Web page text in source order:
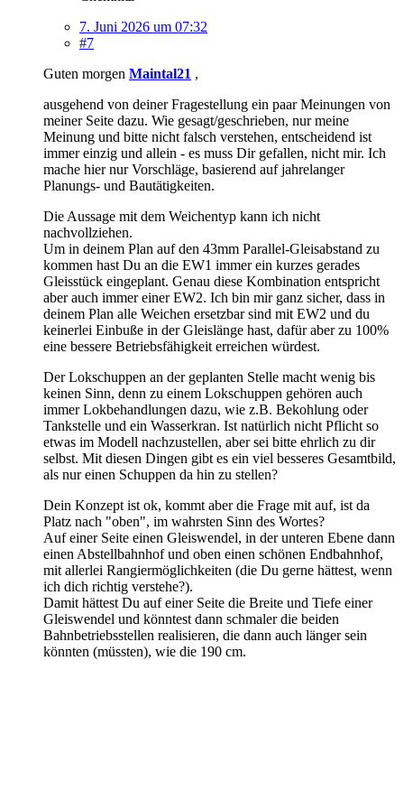
7. Juni 2026 um 07:32
#7
Guten morgen Maintal21 ,
ausgehend von deiner Fragestellung ein paar Meinungen von
meiner Seite dazu. Wie gesagt/geschrieben, nur meine
Meinung und bitte nicht falsch verstehen, entscheidend ist
immer einzig und allein - es muss Dir gefallen, nicht mir. Ich
mache hier nur Vorschläge, basierend auf jahrelanger
Planungs- und Bautätigkeiten.
Die Aussage mit dem Weichentyp kann ich nicht
nachvollziehen.
Um in deinem Plan auf den 43mm Parallel-Gleisabstand zu
kommen hast Du an die EW1 immer ein kurzes gerades
Gleisstück eingeplant. Genau diese Kombination entspricht
aber auch immer einer EW2. Ich bin mir ganz sicher, dass in
deinem Plan alle Weichen ersetzbar sind mit EW2 und du
keinerlei Einbuße in der Gleislänge hast, dafür aber zu 100%
eine bessere Betriebsfähigkeit erreichen würdest.
Der Lokschuppen an der geplanten Stelle macht wenig bis
keinen Sinn, denn zu einem Lokschuppen gehören auch
immer Lokbehandlungen dazu, wie z.B. Bekohlung oder
Tankstelle und ein Wasserkran. Ist natürlich nicht Pflicht so
etwas im Modell nachzustellen, aber sei bitte ehrlich zu dir
selbst. Mit diesen Dingen gibt es ein viel besseres Gesamtbild,
als nur einen Schuppen da hin zu stellen?
Dein Konzept ist ok, kommt aber die Frage mit auf, ist da
Platz nach "oben", im wahrsten Sinn des Wortes?
Auf einer Seite einen Gleiswendel, in der unteren Ebene dann
einen Abstellbahnhof und oben einen schönen Endbahnhof,
mit allerlei Rangiermöglichkeiten (die Du gerne hättest, wenn
ich dich richtig verstehe?).
Damit hättest Du auf einer Seite die Breite und Tiefe einer
Gleiswendel und könntest dann schmaler die beiden
Bahnbetriebsstellen realisieren, die dann auch länger sein
könnten (müssten), wie die 190 cm.